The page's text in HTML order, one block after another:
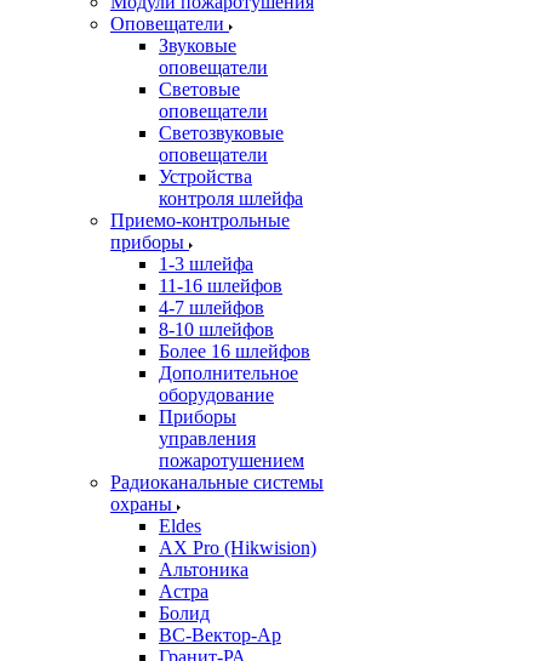
Оповещатели
Звуковые
оповещатели
Световые
оповещатели
Светозвуковые
оповещатели
Устройства
контроля шлейфа
Приемо-контрольные
приборы
1-3 шлейфа
11-16 шлейфов
4-7 шлейфов
8-10 шлейфов
Более 16 шлейфов
Дополнительное
оборудование
Приборы
управления
пожаротушением
Радиоканальные системы
охраны
Eldes
AX Pro (Hikwision)
Альтоника
Астра
Болид
ВС-Вектор-Ар
Гранит-РА